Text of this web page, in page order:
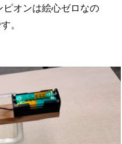
オンは絵心ゼロなの
。